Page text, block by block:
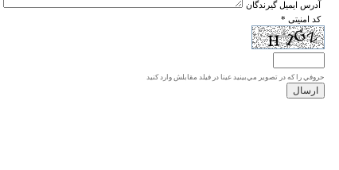
* آدرس ايميل گيرندگان
* کد امنیتی
حروفي را كه در تصوير مي‌بينيد عينا در فيلد مقابلش وارد كنيد